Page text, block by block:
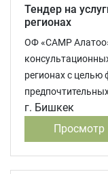
Тендер на
регионах
ОФ «САМР
регионах с
г. Бишкек
Просмотр